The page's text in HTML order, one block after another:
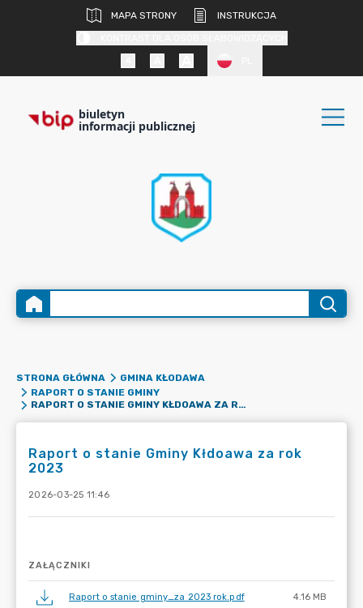
MAPA STRONY
INSTRUKCJA
biuletyn
informacji publicznej
STRONA GŁÓWNA
GMINA KŁODAWA
RAPORT O STANIE GMINY
RAPORT O STANIE GMINY KŁDOAWA ZA ROK 2023
Raport o stanie Gminy Kłdoawa za rok
2023
2026-03-25 11:46
ZAŁĄCZNIKI
Raport o stanie gminy_za 2023 rok.pdf 4.16 MB